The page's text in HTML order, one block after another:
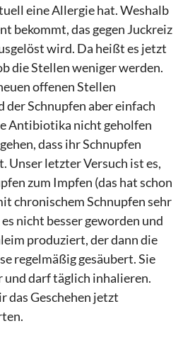
eine Allergie hat. Weshalb
bekommt, das gegen Juckreiz
wird. Da heißt es jetzt
die Stellen weniger werden.
offenen Stellen
der Schnupfen aber einfach
Antibiotika nicht geholfen
dass ihr Schnupfen
Unser letzter Versuch ist es,
zum Impfen (das hat schon
chronischem Schnupfen sehr
nicht besser geworden und
produziert, der dann die
regelmäßig gesäubert. Sie
und darf täglich inhalieren.
das Geschehen jetzt